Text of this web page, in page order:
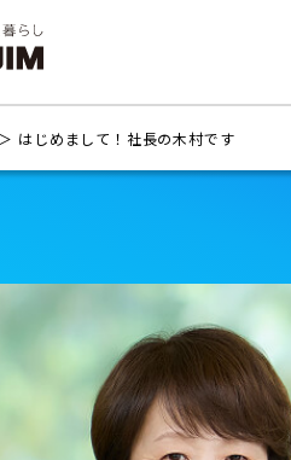
＞ はじめまして！社長の木村です